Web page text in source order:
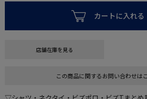
カートに入れる
店舗在庫を見る
この商品に関するお問い合わせは